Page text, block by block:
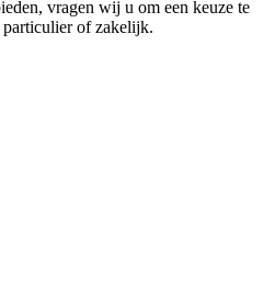
vragen wij u om een keuze te
particulier of zakelijk.